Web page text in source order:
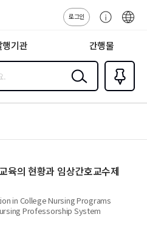
로그인
센
행기관 간행물
검색
즐겨찾
기0
육의 현황과 임상간호교수제
in College Nursing Programs
Professorship System